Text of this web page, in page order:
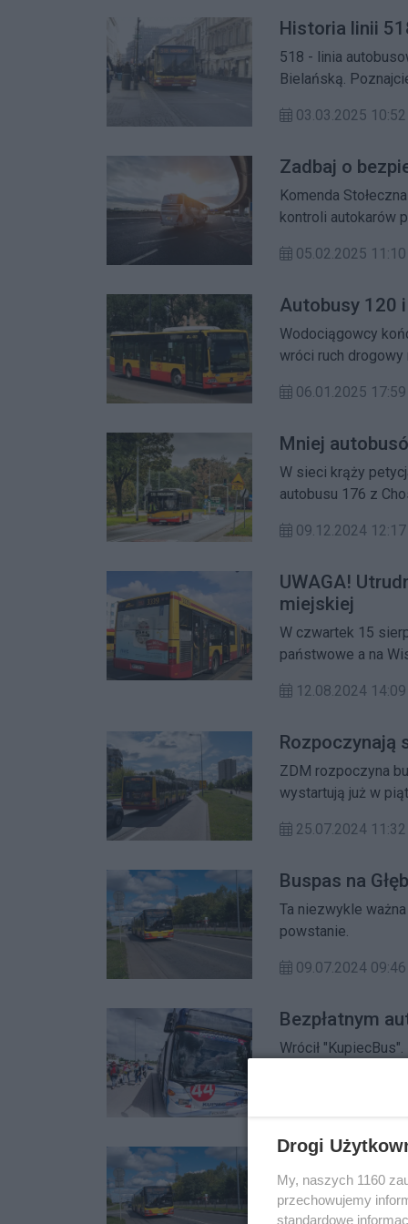
Historia linii
518 - linia
Bielańską.
03.03.2025 10:52
Zadbaj o
Komenda
kontroli autokarów
05.02.2025 11:10
Autobusy 120
Wodociągowcy
wróci ruch drogowy
06.01.2025 17:59
Mniej
W sieci krąży
autobusu 176 z
09.12.2024 12:17
UWAGA!
miejskiej
W czwartek 15
państwowe a na
Publicznego.
12.08.2024 14:09
Rozpoczynają
ZDM rozpoczyna
wystartują już w
25.07.2024 11:32
Buspas na
Ta niezwykle
powstanie.
09.07.2024 09:46
Bezpłatnym
Wrócił
Budowa
Otworzono oferty w
Zgłosiło się aż
Drogi
My, naszych 1160
przechowujemy
standardowe